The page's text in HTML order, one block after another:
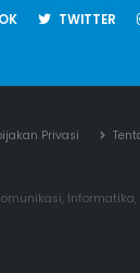
TWITTER
Privasi